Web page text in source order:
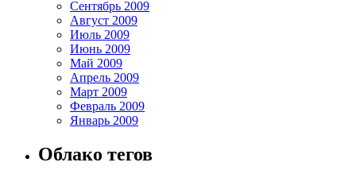
Сентябрь 2009
Август 2009
Июль 2009
Июнь 2009
Май 2009
Апрель 2009
Март 2009
Февраль 2009
Январь 2009
Облако тегов